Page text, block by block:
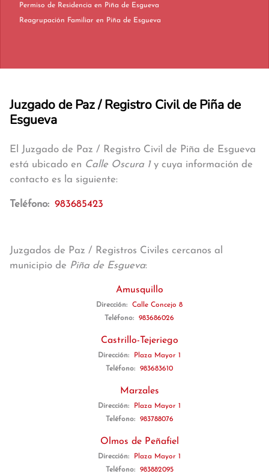
Permiso de Residencia en Piña de Esgueva
Reagrupación Familiar en Piña de Esgueva
Juzgado de Paz / Registro Civil de Piña de
Esgueva
El Juzgado de Paz / Registro Civil de Piña de Esgueva
está ubicado en Calle Oscura 1y cuya información de
contacto es la siguiente:
Teléfono: 983685423
Juzgados de Paz / Registros Civiles cercanos al
municipio de Piña de Esgueva:
Amusquillo
Dirección:
Calle Concejo 8
Teléfono:
983686026
Castrillo-Tejeriego
Dirección:
Plaza Mayor 1
Teléfono:
983683610
Marzales
Dirección:
Plaza Mayor 1
Teléfono:
983788076
Olmos de Peñafiel
Dirección:
Plaza Mayor 1
Teléfono:
983882095